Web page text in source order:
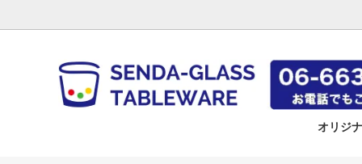
オリジ